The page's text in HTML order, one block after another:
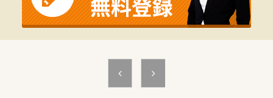
【法人特徴について】
■全国に722店舗を展開する大手企業であり、安定した経営基盤
のもとで長く勤務できます。
■95パーセントの店舗が医療機関とのマンツーマン出店であ
■教育体制の充実には定評があり、5年先や10年先を見据えたキ
ャリア形成が可能な法人です。